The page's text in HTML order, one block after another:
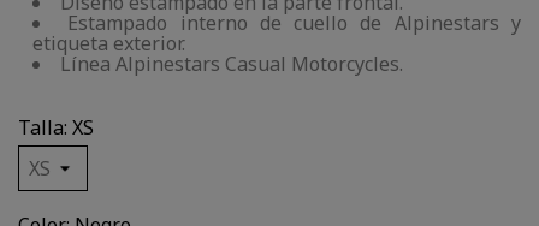
Estampado interno de cuello de Alpinestars y
etiqueta exterior.
Línea Alpinestars Casual Motorcycles.
Talla: XS